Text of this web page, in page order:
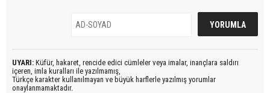
UYARI: Küfür, hakaret, rencide edici cümleler veya imalar, inançlara saldırı
içeren, imla kuralları ile yazılmamış,
Türkçe karakter kullanılmayan ve büyük harflerle yazılmış yorumlar
onaylanmamaktadır.